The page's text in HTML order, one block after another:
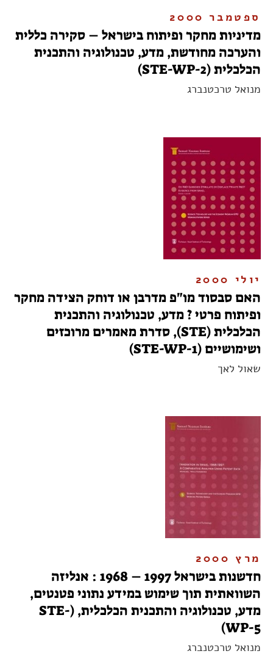
ספטמבר 2000
מדיניות מחקר ופיתוח בישראל – סקירה כללית
והערכה מחודשת, מדע, טכנולוגיה והתכנית
הכלכלית (STE-WP-2)
מנואל טרכטנברג
יולי 2000
האם סבסוד מו"פ מדרבן או דוחק הצידה מחקר
ופיתוח פרטי ? מדע, טכנולוגיה והתכנית
הכלכלית (STE), סדרת מאמרים מרוכזים
ושימושיים (STE-WP-1)
שאול לאך
מרץ 2000
חדשנות בישראל 1997 – 1968 : אנליזה
השוואתית תוך שימוש במידע נתוני פטנטים,
מדע, טכנולוגיה והתכנית הכלכלית, (STE-
WP-5)
מנואל טרכטנברג